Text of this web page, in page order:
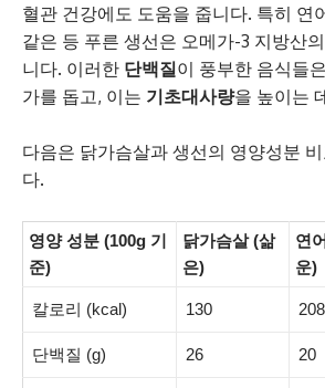
혈관 건강에도 도움을 줍니다. 특히 연
같은 등 푸른 생선은 오메가-3 지방산
니다. 이러한 단백질이 풍부한 음식들
가를 돕고, 이는 기초대사량을 높이는
다음은 닭가슴살과 생선의 영양성분
다.
영양 성분 (100g 기
준)
닭가슴살 (삶
은)
연
운)
칼로리 (kcal) 130 208
단백질 (g) 26 20